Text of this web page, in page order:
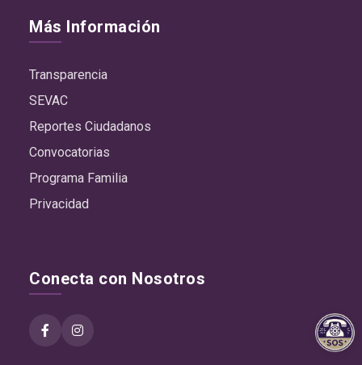
Más Información
Transparencia
SEVAC
Reportes Ciudadanos
Convocatorias
Programa Familia
Privacidad
Conecta con Nosotros